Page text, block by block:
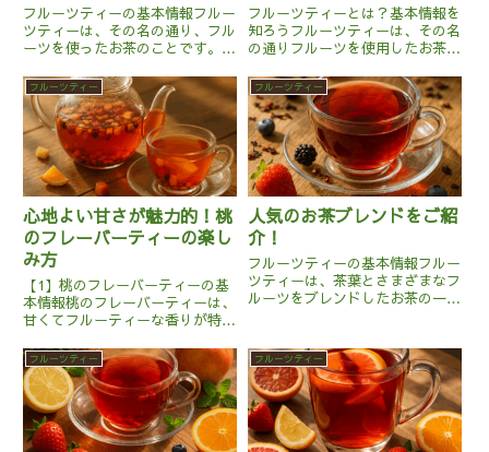
フルーツティーの基本情報フルー
ツティーは、その名の通り、フル
ーツを使ったお茶のことです。通
ツのエッセンスを加えたり、実際
にフルーツをティーバッグに入れ
て抽出する形で作られます。原産
地は特に限定されず、世界中で
様...
フルーツティーとは？基本情報を
知ろうフルーツティーは、その名
の通りフルーツを使用したお茶の
乾燥したフルーツやフルーツエッ
センスを加えることで、独特の香
りと味わいを楽しむことができま
す。フルーツティーの原産地は
特...
フルーツティー
心地よい甘さが魅力的！桃
のフレーバーティーの楽し
み方
【1】桃のフレーバーティーの基
本情報桃のフレーバーティーは、
甘くてフルーティーな香りが特徴
のお茶は、主に紅茶や緑茶の茶葉
に桃の香りを加えたもので、時に
は桃の果肉や花びらが混ぜ込まれ
ることもあります。原産地とし
て...
フルーツティー
人気のお茶ブレンドをご紹
介！
フルーツティーの基本情報フルー
ツティーは、茶葉とさまざまなフ
ルーツをブレンドしたお茶の一種
用いられます。フルーツティーに
使用される果物は、ドライフルー
ツやフルーツピール、さらにはフ
レ...
フルーツティー フルーツティー